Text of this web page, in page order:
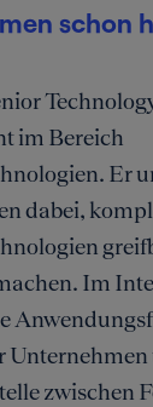
schon
im Bereich
Er
dabei,
Im
zwischen